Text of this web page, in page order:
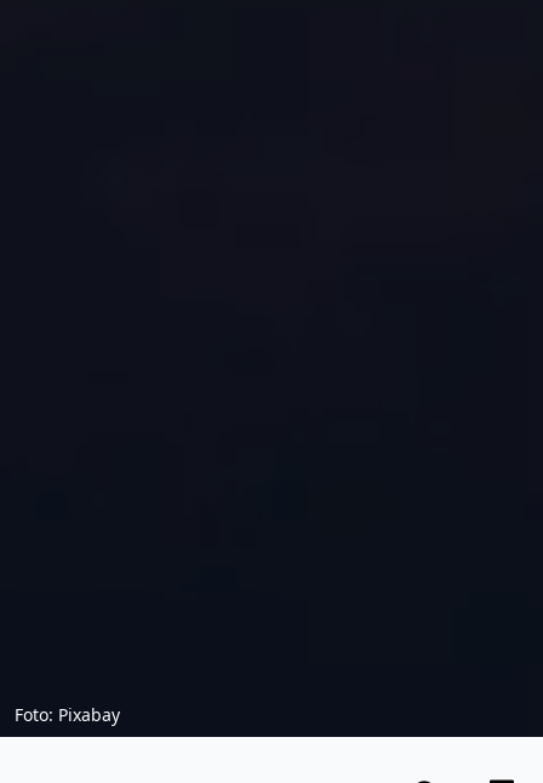
Foto: Pixabay